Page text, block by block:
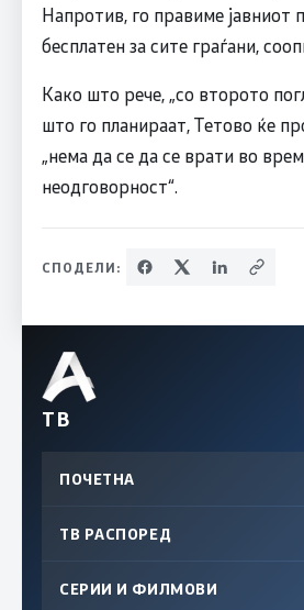
Напротив, го правиме јавниот
бесплатен за сите граѓани,
Како што рече, „со второто
што го планираат, Тетово ќе
„нема да се да се врати во
неодговорност“.
СПОДЕЛИ:
ТВ
ПОЧЕТНА
ТВ РАСПОРЕД
СЕРИИ И ФИЛМОВИ